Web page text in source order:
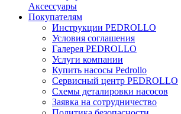
Аксессуары
Покупателям
Инструкции PEDROLLO
Условия соглашения
Галерея PEDROLLO
Услуги компании
Купить насосы Pedrollo
Сервисный центр PEDROLLO
Схемы деталировки насосов
Заявка на сотрудничество